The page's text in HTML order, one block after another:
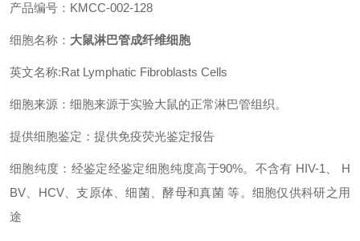
产品编号：KMCC-002-128
细胞名称： 大鼠淋巴管成纤维细胞
英文名称:Rat Lymphatic Fibroblasts Cells
细胞来源：细胞来源于实验大鼠的正常淋巴管组织。
提供细胞鉴定：提供免疫荧光鉴定报告
细胞纯度：经鉴定经鉴定细胞纯度高于90%。不含有 HIV-1、 H
BV、HCV、支原体、细菌、酵母和真菌 等。细胞仅供科研之用
途